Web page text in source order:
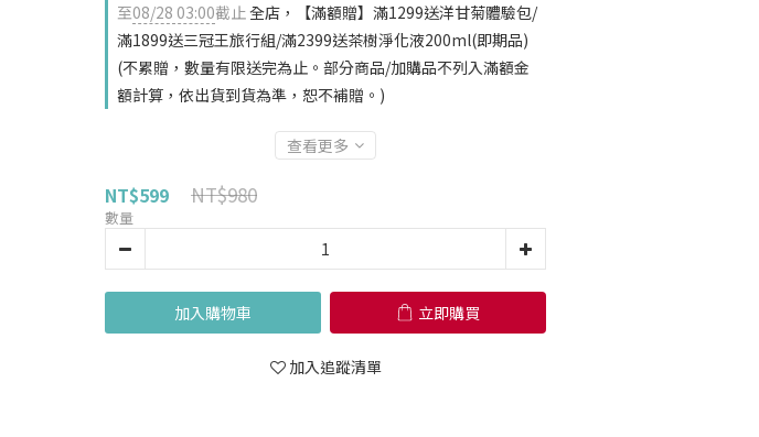
至08/28 03:00截止全店，【滿額贈】滿1299送洋甘菊體驗包/
滿1899送三冠王旅行組/滿2399送茶樹淨化液200ml(即期品)
(不累贈，數量有限送完為止。部分商品/加購品不列入滿額金
額計算，依出貨到貨為準，恕不補贈。)
查看更多
NT$599 NT$980
數量
加入購物車 立即購買
加入追蹤清單